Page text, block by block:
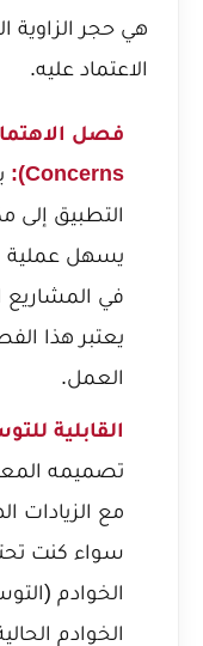
هي حجر الزاوية
الاعتماد عليه.
Concerns):
التطبيق إلى
يسهل عملية
في المشاريع
يعتبر هذا
العمل.
القابلية
مع الزيادات
سواء كنت
الخوادم
الخوادم